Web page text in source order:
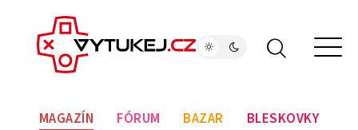
MAGAZÍN FÓRUM BAZAR BLESKOVKY